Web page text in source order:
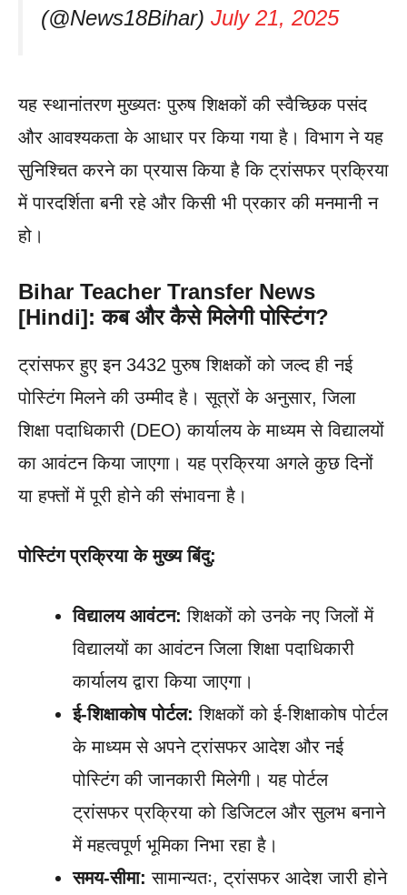
(@News18Bihar) July 21, 2025
यह स्थानांतरण मुख्यतः पुरुष शिक्षकों की स्वैच्छिक पसंद
और आवश्यकता के आधार पर किया गया है। विभाग ने यह
सुनिश्चित करने का प्रयास किया है कि ट्रांसफर प्रक्रिया
में पारदर्शिता बनी रहे और किसी भी प्रकार की मनमानी न
हो।
Bihar Teacher Transfer News
[Hindi]: कब और कैसे मिलेगी पोस्टिंग?
ट्रांसफर हुए इन 3432 पुरुष शिक्षकों को जल्द ही नई
पोस्टिंग मिलने की उम्मीद है। सूत्रों के अनुसार, जिला
शिक्षा पदाधिकारी (DEO) कार्यालय के माध्यम से विद्यालयों
का आवंटन किया जाएगा। यह प्रक्रिया अगले कुछ दिनों
या हफ्तों में पूरी होने की संभावना है।
पोस्टिंग प्रक्रिया के मुख्य बिंदु:
विद्यालय आवंटन: शिक्षकों को उनके नए जिलों में
विद्यालयों का आवंटन जिला शिक्षा पदाधिकारी
कार्यालय द्वारा किया जाएगा।
ई-शिक्षाकोष पोर्टल: शिक्षकों को ई-शिक्षाकोष पोर्टल
के माध्यम से अपने ट्रांसफर आदेश और नई
पोस्टिंग की जानकारी मिलेगी। यह पोर्टल
ट्रांसफर प्रक्रिया को डिजिटल और सुलभ बनाने
में महत्वपूर्ण भूमिका निभा रहा है।
समय-सीमा: सामान्यतः, ट्रांसफर आदेश जारी होने